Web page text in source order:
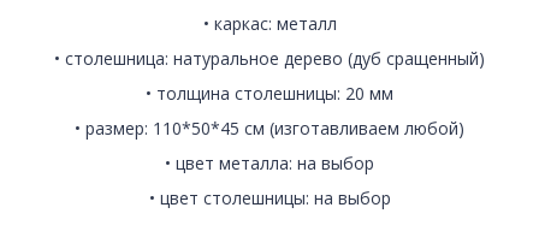
• каркас: металл
• столешница: натуральное дерево (дуб сращенный)
• толщина столешницы: 20 мм
• размер: 110*50*45 см (изготавливаем любой)
• цвет металла: на выбор
• цвет столешницы: на выбор